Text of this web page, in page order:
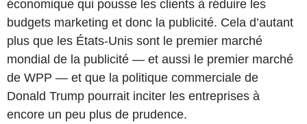
économique qui pousse les clients à réduire les
budgets marketing et donc la publicité. Cela d’autant
plus que les États-Unis sont le premier marché
mondial de la publicité — et aussi le premier marché
de WPP — et que la politique commerciale de
Donald Trump pourrait inciter les entreprises à
encore un peu plus de prudence.